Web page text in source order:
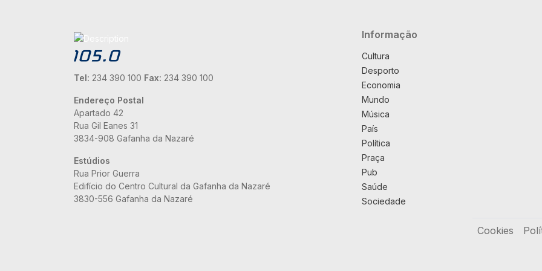
Tel: 234 390 100 Fax: 234 390 100
Endereço Postal
Apartado 42
Rua Gil Eanes 31
3834-908 Gafanha da Nazaré
Estúdios
Rua Prior Guerra
Edifício do Centro Cultural da Gafanha da Nazaré
3830-556 Gafanha da Nazaré
Navegação principal
Informação
Cultura
Desporto
Economia
Mundo
Música
País
Política
Praça
Pub
Saúde
Sociedade
Cookies